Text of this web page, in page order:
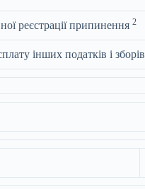
реєстрації припинення 2
інших податків і зборів